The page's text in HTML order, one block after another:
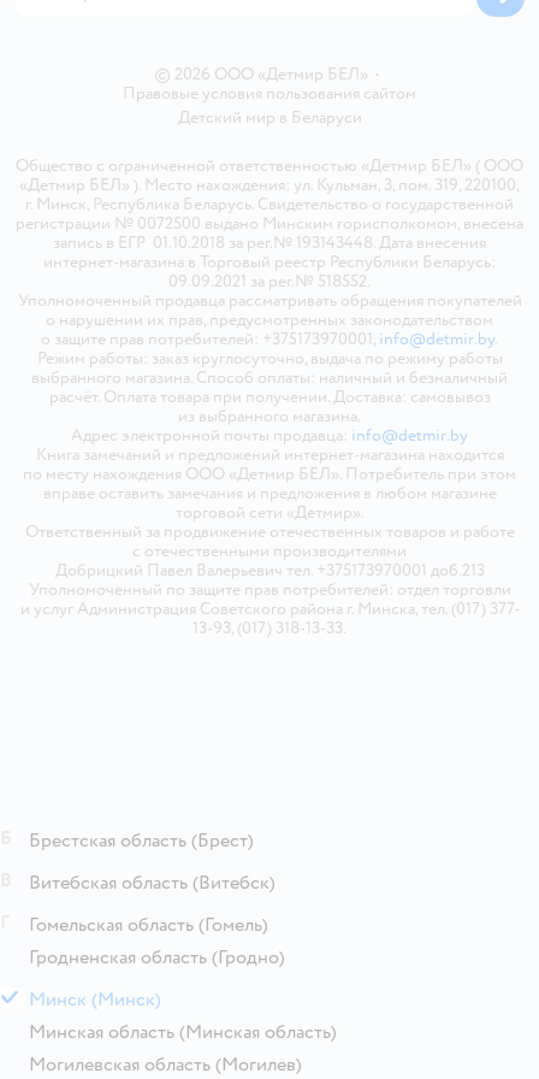
© 2026 ООО «Детмир БЕЛ» •
Правовые условия пользования сайтом
Детский мир в Беларуси
Общество с ограниченной ответственностью «Детмир БЕЛ» ( ООО
«Детмир БЕЛ» ). Место нахождения: ул. Кульман, 3, пом. 319, 220100,
г. Минск, Республика Беларусь. Свидетельство о государственной
регистрации № 0072500 выдано Минским горисполкомом, внесена
запись в ЕГР 01.10.2018 за рег.№ 193143448. Дата внесения
интернет-магазина в Торговый реестр Республики Беларусь:
09.09.2021 за рег.№ 518552.
Уполномоченный продавца рассматривать обращения покупателей
о нарушении их прав, предусмотренных законодательством
о защите прав потребителей: +375173970001, info@detmir.by.
Режим работы: заказ круглосуточно, выдача по режиму работы
выбранного магазина. Способ оплаты: наличный и безналичный
расчёт. Оплата товара при получении. Доставка: самовывоз
из выбранного магазина.
Адрес электронной почты продавца: info@detmir.by
Книга замечаний и предложений интернет-магазина находится
по месту нахождения ООО «Детмир БЕЛ». Потребитель при этом
вправе оставить замечания и предложения в любом магазине
торговой сети «Детмир».
Ответственный за продвижение отечественных товаров и работе
с отечественными производителями
Добрицкий Павел Валерьевич тел. +375173970001 доб.213
Уполномоченный по защите прав потребителей: отдел торговли
и услуг Администрация Советского района г. Минска, тел. (017) 377-
13-93, (017) 318-13-33.
Брестская область (Брест)
Витебская область (Витебск)
Гомельская область (Гомель)
Гродненская область (Гродно)
М Минск (Минск)
Минская область (Минская область)
Могилевская область (Могилев)